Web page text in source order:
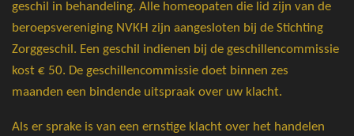
geschil in behandeling. Alle homeopaten die lid zijn van de
beroepsvereniging NVKH zijn aangesloten bij de Stichting
Zorggeschil. Een geschil indienen bij de geschillencommissie
kost € 50. De geschillencommissie doet binnen zes
maanden een bindende uitspraak over uw klacht.
Als er sprake is van een ernstige klacht over het handelen